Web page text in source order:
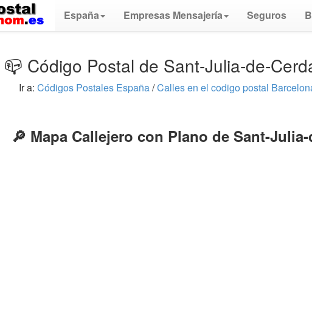
España Empresas Mensajería Seguros
📪 Código Postal de Sant-Julia-de-
Ir a: Códigos Postales España/Calles en el codigo postal
🔎 Mapa Callejero con Plano de Sant-